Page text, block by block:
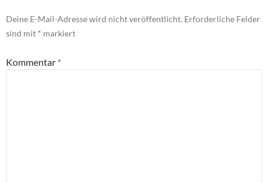
Deine E-Mail-Adresse wird nicht veröffentlicht. Erforderliche Felder
sind mit * markiert
Kommentar *